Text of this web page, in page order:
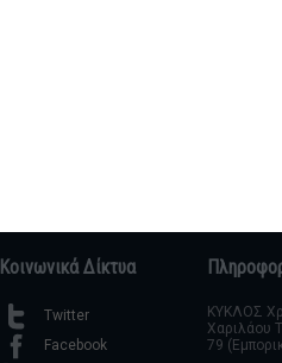
Κοινωνικά Δίκτυα
Twitter
Facebook
ΚΥΚΛΟΣ
Χαριλάου
79